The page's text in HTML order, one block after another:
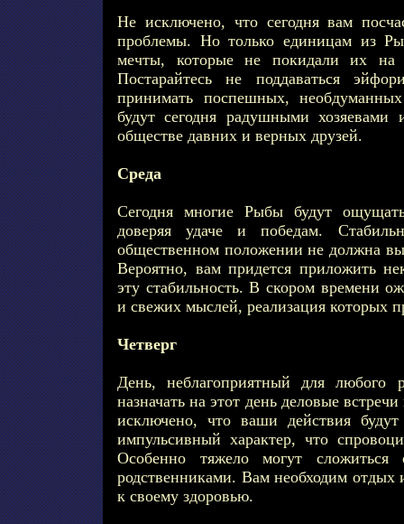
Не исключено, что сегодня вам
проблемы. Но только единицам из
мечты, которые не покидали их на
Постарайтесь не поддаваться
принимать поспешных,
будут сегодня радушными
обществе давних и верных друзей.
Среда
Сегодня многие Рыбы будут
доверяя удаче и победам.
общественном положении не должна
Вероятно, вам придется приложить
эту стабильность. В скором времени
и свежих мыслей, реализация которых
Четверг
День, неблагоприятный для любого
назначать на этот день деловые
исключено, что ваши действия будут
импульсивный характер, что
Особенно тяжело могут
родственниками. Вам необходим отдых
к своему здоровью.